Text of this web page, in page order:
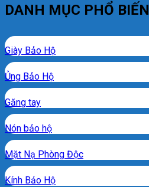
DANH MỤC PHỔ BIẾN
Giày Bảo Hộ
Ủng Bảo Hộ
Găng tay
Nón bảo hộ
Mặt Nạ Phòng Độc
Kính Bảo Hộ